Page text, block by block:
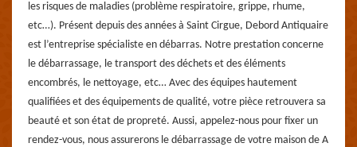
les risques de maladies (problème respiratoire, grippe, rhume,
etc…). Présent depuis des années à Saint Cirgue, Debord Antiquaire
est l’entreprise spécialiste en débarras. Notre prestation concerne
le débarrassage, le transport des déchets et des éléments
encombrés, le nettoyage, etc… Avec des équipes hautement
qualifiées et des équipements de qualité, votre pièce retrouvera sa
beauté et son état de propreté. Aussi, appelez-nous pour fixer un
rendez-vous, nous assurerons le débarrassage de votre maison de A